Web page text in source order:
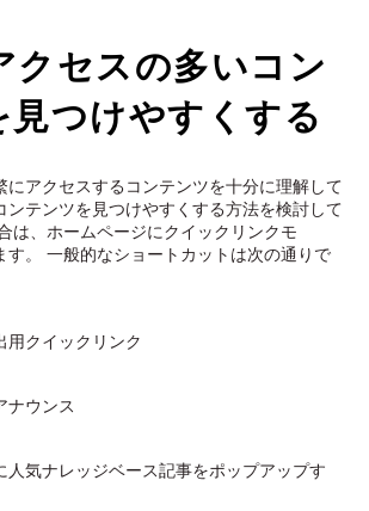
クセスの多いコン
見つけやすくする
にアクセスするコンテンツを十分に理解して
ンテンツを見つけやすくする方法を検討して
は、ホームページにクイックリンクモ
す。 一般的なショートカットは次の通りで
用クイックリンク
ナウンス
人気ナレッジベース記事をポップアップす